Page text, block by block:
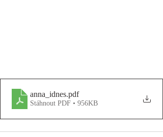
anna_idnes.pdf
Stáhnout PDF • 956KB